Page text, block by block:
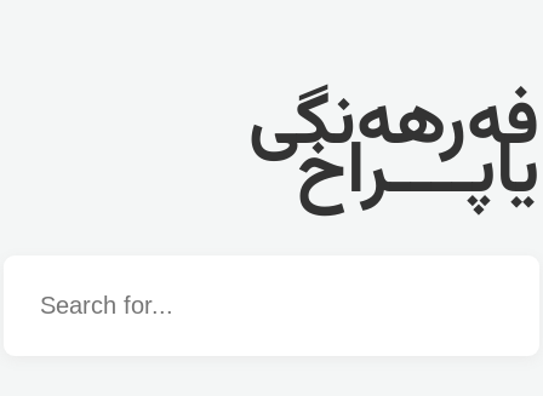
فەرهەنگی
یاپــــراخ
Word